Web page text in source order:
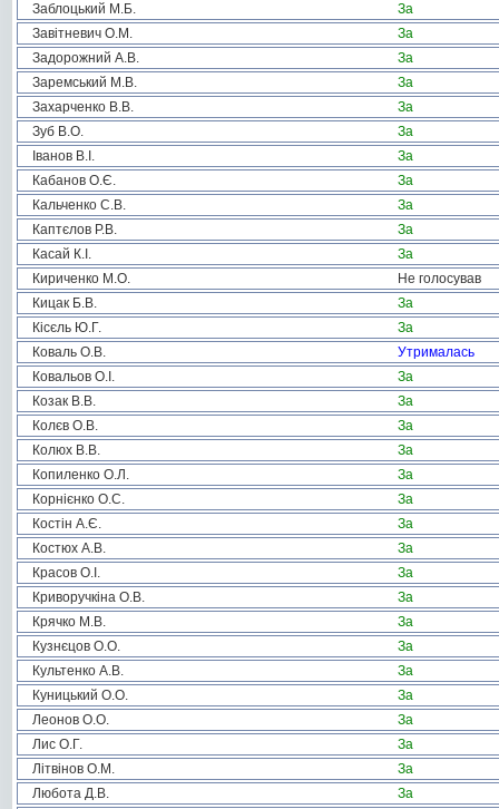
Заблоцький М.Б.
За
Завітневич О.М.
За
Задорожний А.В.
За
Заремський М.В.
За
Захарченко В.В.
За
Зуб В.О.
За
Іванов В.І.
За
Кабанов О.Є.
За
Кальченко С.В.
За
Каптєлов Р.В.
За
Касай К.І.
За
Кириченко М.О.
Не голосував
Кицак Б.В.
За
Кісєль Ю.Г.
За
Коваль О.В.
Утрималась
Ковальов О.І.
За
Козак В.В.
За
Колєв О.В.
За
Колюх В.В.
За
Копиленко О.Л.
За
Корнієнко О.С.
За
Костін А.Є.
За
Костюх А.В.
За
Красов О.І.
За
Криворучкіна О.В.
За
Крячко М.В.
За
Кузнєцов О.О.
За
Культенко А.В.
За
Куницький О.О.
За
Леонов О.О.
За
Лис О.Г.
За
Літвінов О.М.
За
Любота Д.В.
За